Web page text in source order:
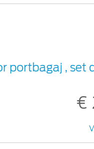
portbagaj , set
€